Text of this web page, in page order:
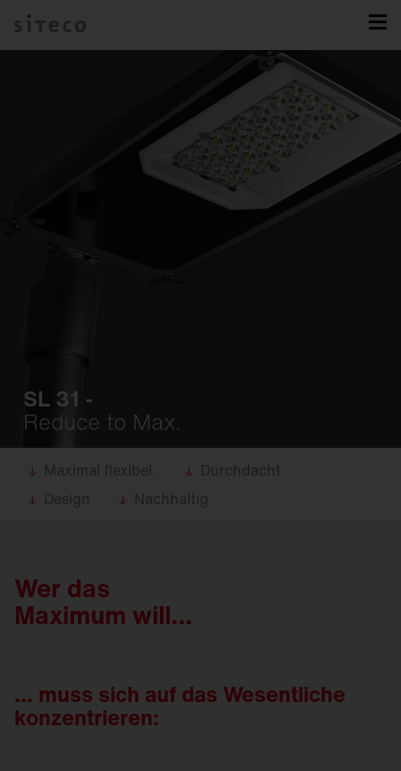
SL 31 -
Reduce to Max.
Maximal flexibel.
Durchdacht
Design
Nachhaltig
Wer das
Maximum will...
... muss sich auf das Wesentliche
konzentrieren: